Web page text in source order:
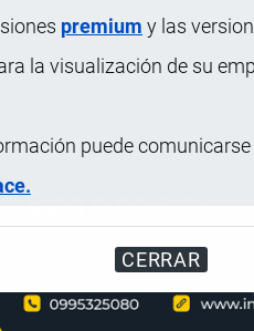
premium y las
la visualización de su
puede
CERRAR